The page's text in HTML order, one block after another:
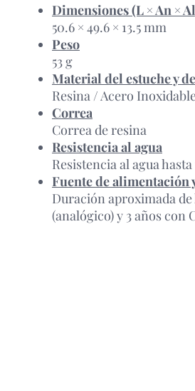
Dimensiones (L × An ×
50.6 × 49.6 × 13.5 mm
Peso
53 g
Material del estuche y
Resina / Acero
Correa
Correa de resina
Resistencia al agua
Resistencia al agua
Fuente de alimentación
Duración aproximada de
(analógico) y 3 años con